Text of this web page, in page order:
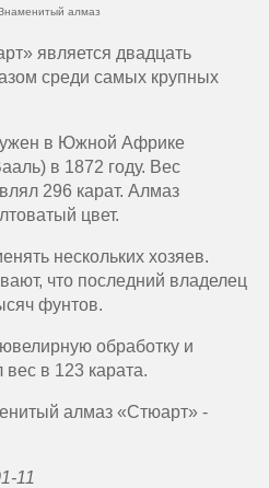
алмаз
является двадцать
среди самых крупных
в Южной Африке
в 1872 году. Вес
296 карат. Алмаз
цвет.
нескольких хозяев.
что последний владелец
фунтов.
обработку и
в 123 карата.
алмаз «Стюарт» -
11